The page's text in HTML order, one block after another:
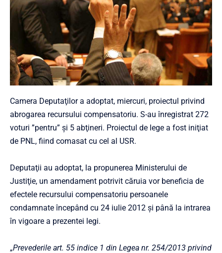
Camera Deputaţilor a adoptat, miercuri, proiectul privind
abrogarea recursului compensatoriu. S-au înregistrat 272
voturi ”pentru” şi 5 abţineri. Proiectul de lege a fost iniţiat
de PNL, fiind comasat cu cel al USR.
Deputaţii au adoptat, la propunerea Ministerului de
Justiţie, un amendament potrivit căruia vor beneficia de
efectele recursului compensatoriu persoanele
condamnate începând cu 24 iulie 2012 şi până la intrarea
în vigoare a prezentei legi.
„Prevederile art. 55 indice 1 din Legea nr. 254/2013 privind